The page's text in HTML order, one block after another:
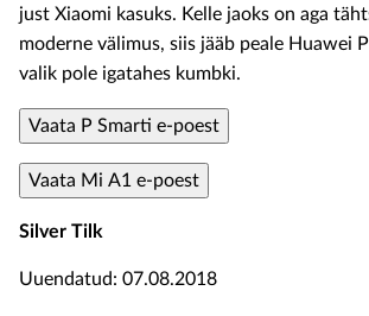
just Xiaomi kasuks. Kelle jaoks on aga
moderne välimus, siis jääb peale Huawei
valik pole igatahes kumbki.
Vaata P Smarti e-poest
Vaata Mi A1 e-poest
Silver Tilk
Uuendatud: 07.08.2018